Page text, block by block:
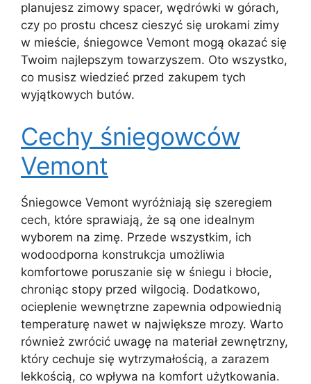
planujesz zimowy spacer, wędrówki w górach,
czy po prostu chcesz cieszyć się urokami zimy
w mieście, śniegowce Vemont mogą okazać się
Twoim najlepszym towarzyszem. Oto wszystko,
co musisz wiedzieć przed zakupem tych
wyjątkowych butów.
Cechy śniegowców
Vemont
Śniegowce Vemont wyróżniają się szeregiem
cech, które sprawiają, że są one idealnym
wyborem na zimę. Przede wszystkim, ich
wodoodporna konstrukcja umożliwia
komfortowe poruszanie się w śniegu i błocie,
chroniąc stopy przed wilgocią. Dodatkowo,
ocieplenie wewnętrzne zapewnia odpowiednią
temperaturę nawet w największe mrozy. Warto
również zwrócić uwagę na materiał zewnętrzny,
który cechuje się wytrzymałością, a zarazem
lekkością, co wpływa na komfort użytkowania.